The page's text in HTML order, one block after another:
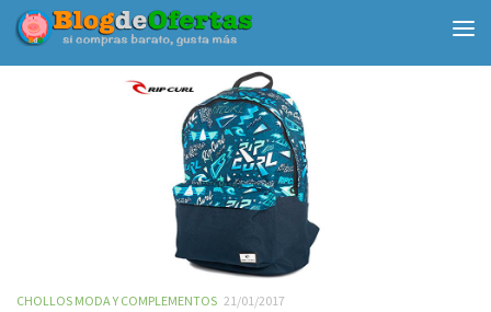
Debajo del contenido
CHOLLOS MODA Y COMPLEMENTOS 21/01/2017